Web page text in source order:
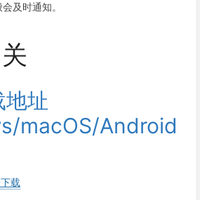
及时通知。
地址
macOS/Android
载